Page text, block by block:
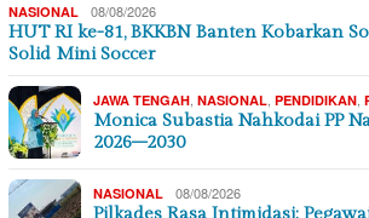
NASIONAL 08/08/2026
HUT RI ke-81, BKKBN Banten Kobarkan
Solid Mini Soccer
JAWA TENGAH, NASIONAL, PENDIDIKAN,
Monica Subastia Nahkodai PP
2026–2030
NASIONAL 08/08/2026